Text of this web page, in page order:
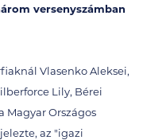
versenyszámban
Vlasenko Aleksei,
Lily, Bérei
Magyar Országos
az "igazi